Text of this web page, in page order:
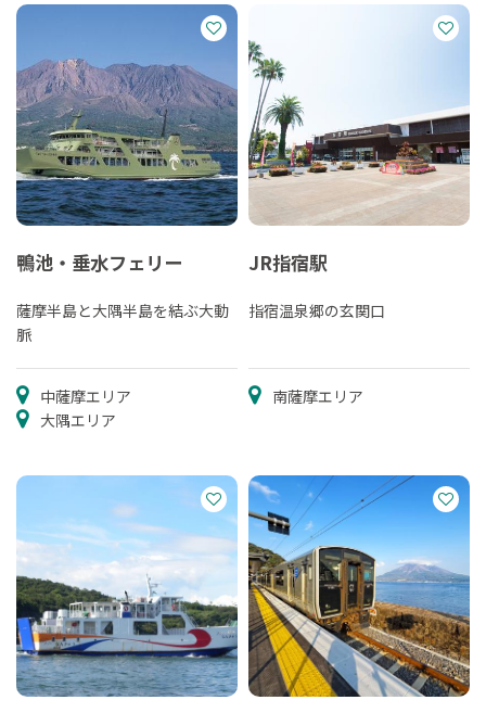
鴨池・垂水フェリー
薩摩半島と大隅半島を結ぶ大動
脈
中薩摩エリア
大隅エリア
JR指宿駅
指宿温泉郷の玄関口
南薩摩エリア